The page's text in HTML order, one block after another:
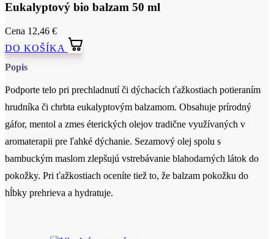
Eukalyptový bio balzam 50 ml
Cena 12,46 €
DO KOŠÍKA
Popis
Podporte telo pri prechladnutí či dýchacích ťažkostiach potieraním
hrudníka či chrbta eukalyptovým balzamom. Obsahuje prírodný
gáfor, mentol a zmes éterických olejov tradične využívaných v
aromaterapii pre ľahké dýchanie. Sezamový olej spolu s
bambuckým maslom zlepšujú vstrebávanie blahodarných látok do
pokožky. Pri ťažkostiach oceníte tiež to, že balzam pokožku do
hĺbky prehrieva a hydratuje.